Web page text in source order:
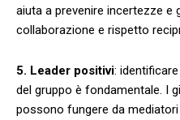
aiuta⁤ a prevenire incertezze e
collaborazione e rispetto
5. ⁤Leader positivi:
‌del gruppo è⁢ fondamentale. I
possono ⁣fungere da